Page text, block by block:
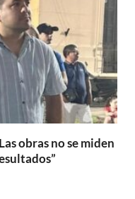
obras no se miden